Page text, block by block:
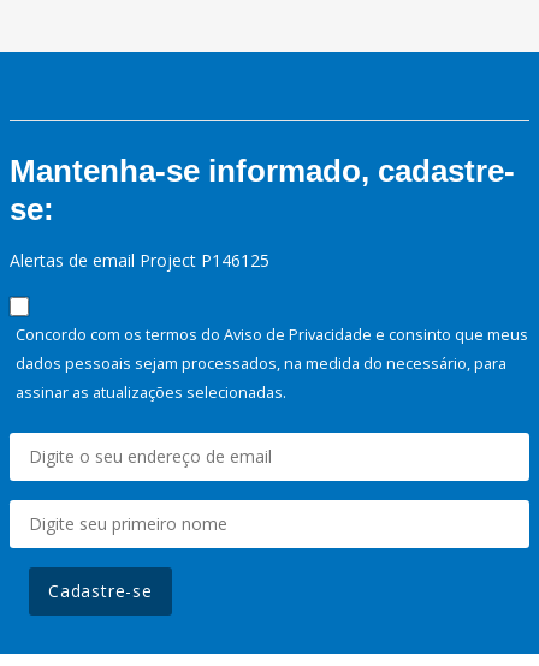
Mantenha-se informado, cadastre-
se:
Alertas de email Project P146125
Concordo com os termos do Aviso de Privacidade e consinto que meus
dados pessoais sejam processados, na medida do necessário, para
assinar as atualizações selecionadas.
Cadastre-se